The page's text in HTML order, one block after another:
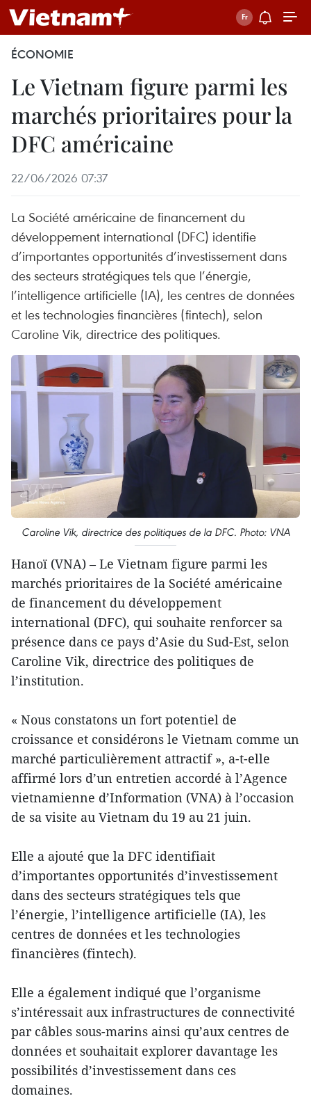
ÉCONOMIE
Le Vietnam figure parmi les
marchés prioritaires pour la
DFC américaine
22/06/2026 07:37
La Société américaine de financement du
développement international (DFC) identifie
d’importantes opportunités d’investissement dans
des secteurs stratégiques tels que l’énergie,
l’intelligence artificielle (IA), les centres de données
et les technologies financières (fintech), selon
Caroline Vik, directrice des politiques.
Caroline Vik, directrice des politiques de la DFC. Photo: VNA
Hanoï (VNA) – Le Vietnam figure parmi les
marchés prioritaires de la Société américaine
de financement du développement
international (DFC), qui souhaite renforcer sa
présence dans ce pays d’Asie du Sud-Est, selon
Caroline Vik, directrice des politiques de
l’institution.
« Nous constatons un fort potentiel de
croissance et considérons le Vietnam comme un
marché particulièrement attractif », a-t-elle
affirmé lors d’un entretien accordé à l’Agence
vietnamienne d’Information (VNA) à l’occasion
de sa visite au Vietnam du 19 au 21 juin.
Elle a ajouté que la DFC identifiait
d’importantes opportunités d’investissement
dans des secteurs stratégiques tels que
l’énergie, l’intelligence artificielle (IA), les
centres de données et les technologies
financières (fintech).
Elle a également indiqué que l’organisme
s’intéressait aux infrastructures de connectivité
par câbles sous-marins ainsi qu’aux centres de
données et souhaitait explorer davantage les
possibilités d’investissement dans ces
domaines.